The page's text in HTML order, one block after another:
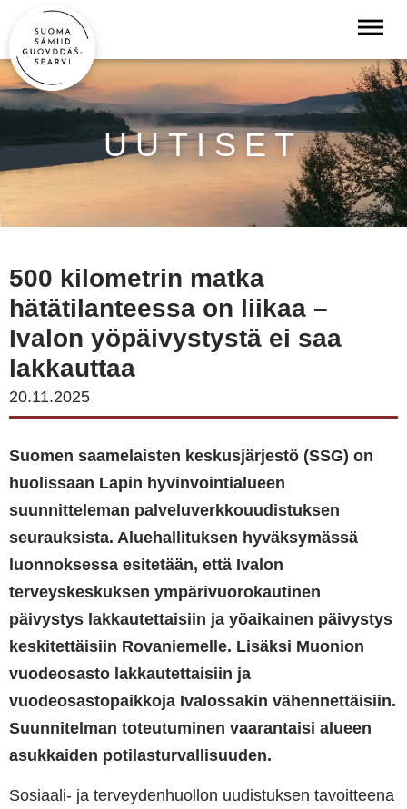
UUTISET
500 kilometrin matka
hätätilanteessa on liikaa –
Ivalon yöpäivystystä ei saa
lakkauttaa
20.11.2025
Suomen saamelaisten keskusjärjestö (SSG) on
huolissaan Lapin hyvinvointialueen
suunnitteleman palveluverkkouudistuksen
seurauksista. Aluehallituksen hyväksymässä
luonnoksessa esitetään, että Ivalon
terveyskeskuksen ympärivuorokautinen
päivystys lakkautettaisiin ja yöaikainen päivystys
keskitettäisiin Rovaniemelle. Lisäksi Muonion
vuodeosasto lakkautettaisiin ja
vuodeosastopaikkoja Ivalossakin vähennettäisiin.
Suunnitelman toteutuminen vaarantaisi alueen
asukkaiden potilasturvallisuuden.
Sosiaali- ja terveydenhuollon uudistuksen tavoitteena